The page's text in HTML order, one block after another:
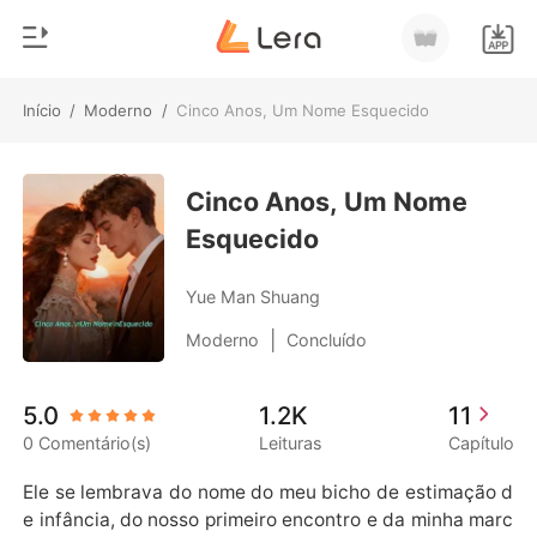
Início / Moderno / Cinco Anos, Um Nome Esquecido
Loja
Histórico
Sair
Baixar App
Gênero
Moderno
Lobisomem
Contos
Bilionários
Cinco Anos, Um Nome
Esquecido
Yue Man Shuang
Moderno Concluído
5.0
0 Comentário(s)
1.2K
Leituras
11
Capítulo
Ele se lembrava do nome do meu bicho de estimação d
e infância, do nosso primeiro encontro e da minha marc